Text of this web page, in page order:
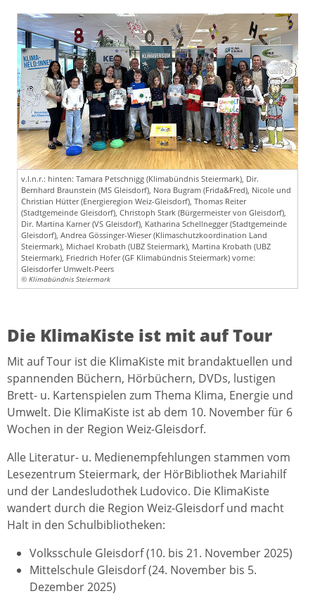
v.l.n.r.: hinten: Tamara Petschnigg (Klimabündnis Steiermark), Dir.
Bernhard Braunstein (MS Gleisdorf), Nora Bugram (Frida&Fred), Nicole und
Christian Hütter (Energieregion Weiz-Gleisdorf), Thomas Reiter
(Stadtgemeinde Gleisdorf), Christoph Stark (Bürgermeister von Gleisdorf),
Dir. Martina Karner (VS Gleisdorf), Katharina Schellnegger (Stadtgemeinde
Gleisdorf), Andrea Gössinger-Wieser (Klimaschutzkoordination Land
Steiermark), Michael Krobath (UBZ Steiermark), Martina Krobath (UBZ
Steiermark), Friedrich Hofer (GF Klimabündnis Steiermark) vorne:
Gleisdorfer Umwelt-Peers
© Klimabündnis Steiermark
Die KlimaKiste ist mit auf Tour
Mit auf Tour ist die KlimaKiste mit brandaktuellen und
spannenden Büchern, Hörbüchern, DVDs, lustigen
Brett- u. Kartenspielen zum Thema Klima, Energie und
Umwelt. Die KlimaKiste ist ab dem 10. November für 6
Wochen in der Region Weiz-Gleisdorf.
Alle Literatur- u. Medienempfehlungen stammen vom
Lesezentrum Steiermark, der HörBibliothek Mariahilf
und der Landesludothek Ludovico. Die KlimaKiste
wandert durch die Region Weiz-Gleisdorf und macht
Halt in den Schulbibliotheken:
Volksschule Gleisdorf (10. bis 21. November 2025)
Mittelschule Gleisdorf (24. November bis 5.
Dezember 2025)